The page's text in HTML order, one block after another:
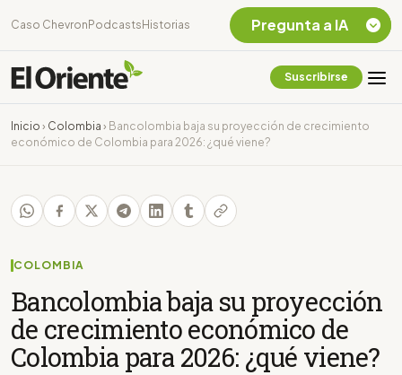
Caso Chevron Podcasts Historias
Suscribirse
Inicio › Colombia › Bancolombia baja su proyección de crecimiento
económico de Colombia para 2026: ¿qué viene?
COLOMBIA
Bancolombia baja su proyección
de crecimiento económico de
Colombia para 2026: ¿qué viene?
Pregunta a IA
Chevron Ecuador